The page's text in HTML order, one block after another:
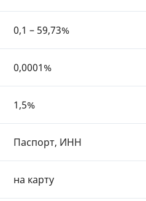
0,1 – 59,73%
0,0001%
1,5%
Паспорт, ИНН
на карту